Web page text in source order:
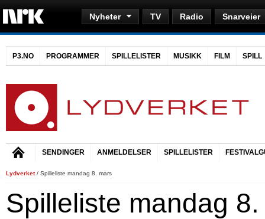
Nyheter TV Radio Snarveier
P3.NO PROGRAMMER SPILLELISTER MUSIKK FILM SPILL
SENDINGER ANMELDELSER SPILLELISTER
Lydverket/ Spilleliste mandag 8. mars
Spilleliste mandag